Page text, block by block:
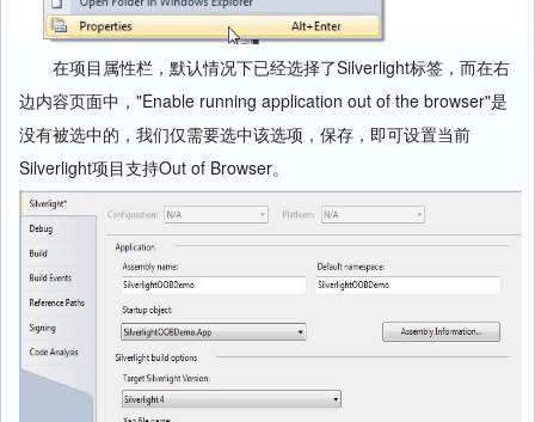
在项目属性栏，默认情况下已经选择了Silverlight标签，而在右
边内容页面中，"Enable running application out of the browser"是
没有被选中的，我们仅需要选中该选项，保存，即可设置当前
Silverlight项目支持Out of Browser。